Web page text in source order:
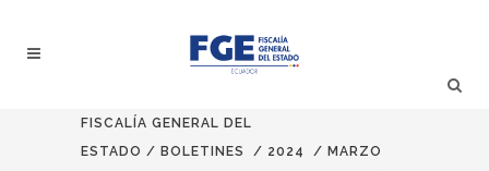
FISCALÍA GENERAL DEL
ESTADO / BOLETINES / 2024 / MARZO